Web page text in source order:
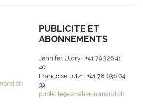
PUBLICITE ET
ABONNEMENTS
Jennifer Uldry : +41 79 326 41
40
Françoise Jutzi : +41 78 636 04
99
publicite@cavalier-romand.ch